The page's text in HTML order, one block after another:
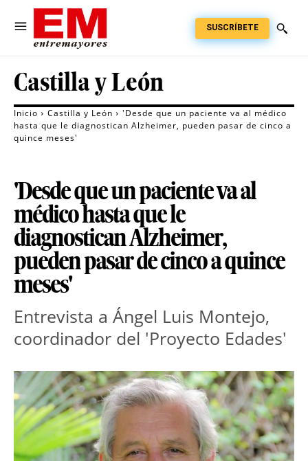
SUSCRÍBETE
Castilla y León
Inicio Castilla y León
'Desde que un paciente va al médico
hasta que le diagnostican Alzheimer, pueden pasar de cinco a
quince meses'
'Desde que un paciente va al
médico hasta que le
diagnostican Alzheimer,
pueden pasar de cinco a quince
meses'
Entrevista a Ángel Luis Montejo,
coordinador del 'Proyecto Edades'